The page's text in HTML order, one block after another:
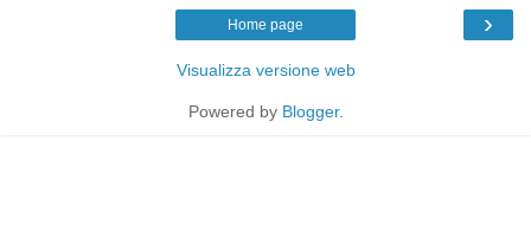
›
Home page
Visualizza versione web
Powered by Blogger.